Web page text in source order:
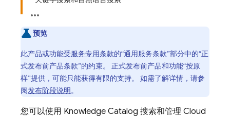
预览
此产品或功能受服务专用条款的“通用服务条款”部分中的“正
式发布前产品条款”的约束。 正式发布前产品和功能“按原
样”提供，可能只能获得有限的支持。 如需了解详情，请参
阅发布阶段说明。
您可以使用 Knowledge Catalog 搜索和管理 Cloud